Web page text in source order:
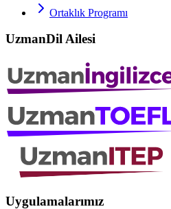
Ortaklık Programı
UzmanDil Ailesi
Uygulamalarımız